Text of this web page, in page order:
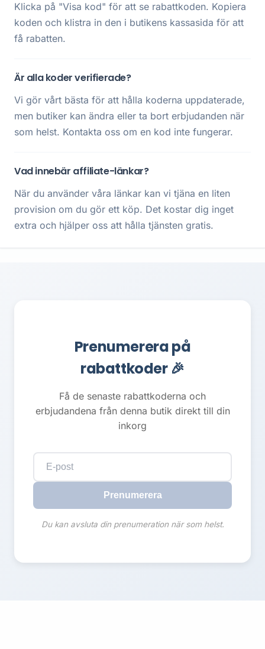
Klicka på "Visa kod" för att se rabattkoden. Kopiera
koden och klistra in den i butikens kassasida för att
få rabatten.
Är alla koder verifierade?
Vi gör vårt bästa för att hålla koderna uppdaterade,
men butiker kan ändra eller ta bort erbjudanden när
som helst. Kontakta oss om en kod inte fungerar.
Vad innebär affiliate-länkar?
När du använder våra länkar kan vi tjäna en liten
provision om du gör ett köp. Det kostar dig inget
extra och hjälper oss att hålla tjänsten gratis.
Prenumerera på
rabattkoder 🎉
Få de senaste rabattkoderna och
erbjudandena från denna butik direkt till din
inkorg
Prenumerera
Du kan avsluta din prenumeration när som helst.